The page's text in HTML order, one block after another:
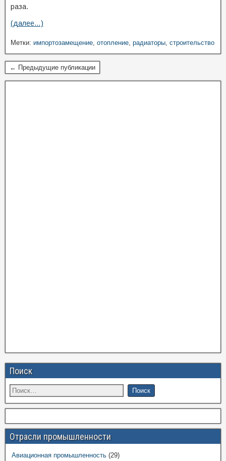
раза.
(далее…)
Метки: импортозамещение, отопление, радиаторы, строительство
← Предыдущие публикации
Поиск
Отрасли промышленности
Авиационная промышленность (29)